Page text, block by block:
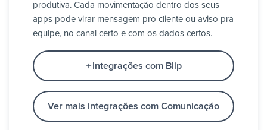
produtiva. Cada movimentação dentro dos seus
apps pode virar mensagem pro cliente ou aviso pra
equipe, no canal certo e com os dados certos.
Integrações com Blip
Ver mais integrações com Comunicação